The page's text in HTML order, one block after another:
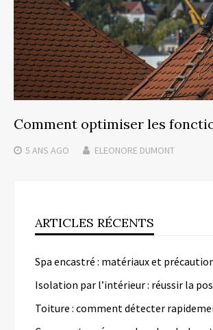
Comment optimiser les
5 ANS AGO ELEONORE DUMONT
ARTICLES RÉCENTS
Spa encastré : matériaux et
Isolation par l’intérieur : réussir la
Toiture : comment détecter